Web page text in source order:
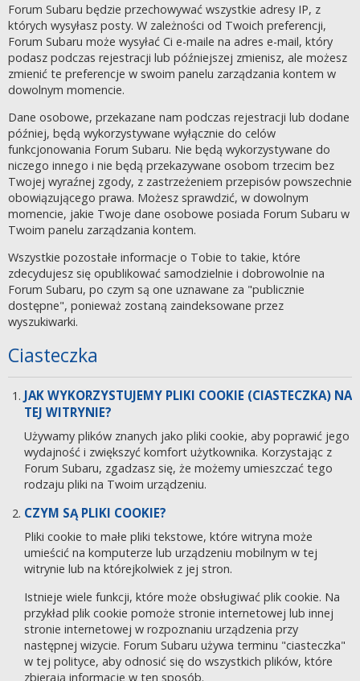
Forum Subaru będzie przechowywać wszystkie adresy IP, z
których wysyłasz posty. W zależności od Twoich preferencji,
Forum Subaru może wysyłać Ci e-maile na adres e-mail, który
podasz podczas rejestracji lub późniejszej zmienisz, ale możesz
zmienić te preferencje w swoim panelu zarządzania kontem w
dowolnym momencie.
Dane osobowe, przekazane nam podczas rejestracji lub dodane
później, będą wykorzystywane wyłącznie do celów
funkcjonowania Forum Subaru. Nie będą wykorzystywane do
niczego innego i nie będą przekazywane osobom trzecim bez
Twojej wyraźnej zgody, z zastrzeżeniem przepisów powszechnie
obowiązującego prawa. Możesz sprawdzić, w dowolnym
momencie, jakie Twoje dane osobowe posiada Forum Subaru w
Twoim panelu zarządzania kontem.
Wszystkie pozostałe informacje o Tobie to takie, które
zdecydujesz się opublikować samodzielnie i dobrowolnie na
Forum Subaru, po czym są one uznawane za "publicznie
dostępne", ponieważ zostaną zaindeksowane przez
wyszukiwarki.
Ciasteczka
JAK WYKORZYSTUJEMY PLIKI COOKIE (CIASTECZKA) NA
TEJ WITRYNIE?
Używamy plików znanych jako pliki cookie, aby poprawić jego
wydajność i zwiększyć komfort użytkownika. Korzystając z
Forum Subaru, zgadzasz się, że możemy umieszczać tego
rodzaju pliki na Twoim urządzeniu.
CZYM SĄ PLIKI COOKIE?
Pliki cookie to małe pliki tekstowe, które witryna może
umieścić na komputerze lub urządzeniu mobilnym w tej
witrynie lub na którejkolwiek z jej stron.
Istnieje wiele funkcji, które może obsługiwać plik cookie. Na
przykład plik cookie pomoże stronie internetowej lub innej
stronie internetowej w rozpoznaniu urządzenia przy
następnej wizycie. Forum Subaru używa terminu "ciasteczka"
w tej polityce, aby odnosić się do wszystkich plików, które
zbierają informacje w ten sposób.